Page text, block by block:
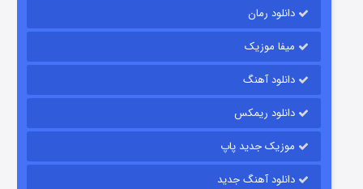
قسمت
دانلود رمان
میفا موزیک
دانلود آهنگ
دانلود ریمکس
موزیک جدید پاپ
دانلود آهنگ جدید